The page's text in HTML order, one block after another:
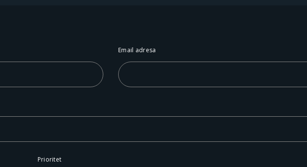
Email adresa
Prioritet